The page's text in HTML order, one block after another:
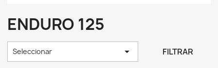
ENDURO 125
Seleccionar  FILTRAR